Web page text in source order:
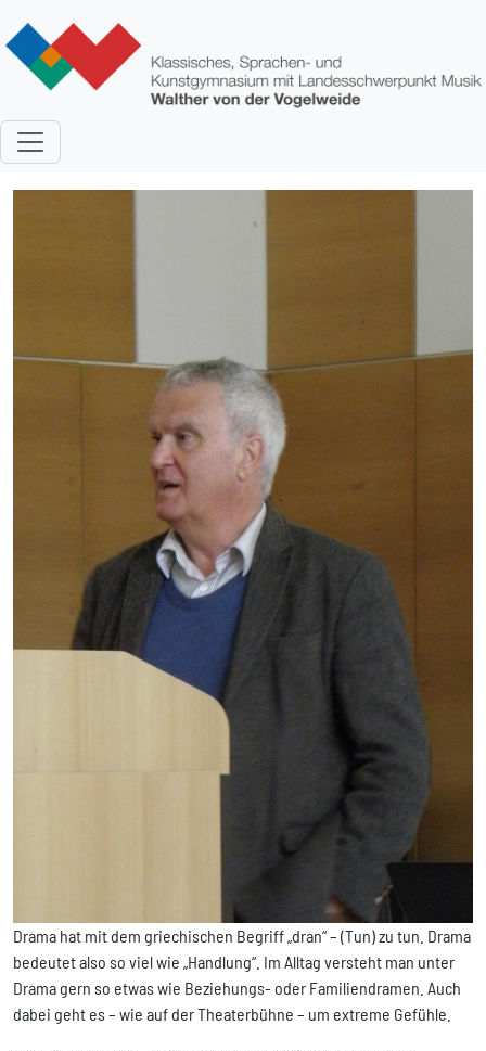
Drama hat mit dem griechischen Begriff „dran“ – (Tun) zu tun. Drama
bedeutet also so viel wie „Handlung“. Im Alltag versteht man unter
Drama gern so etwas wie Beziehungs- oder Familiendramen. Auch
dabei geht es – wie auf der Theaterbühne – um extreme Gefühle.